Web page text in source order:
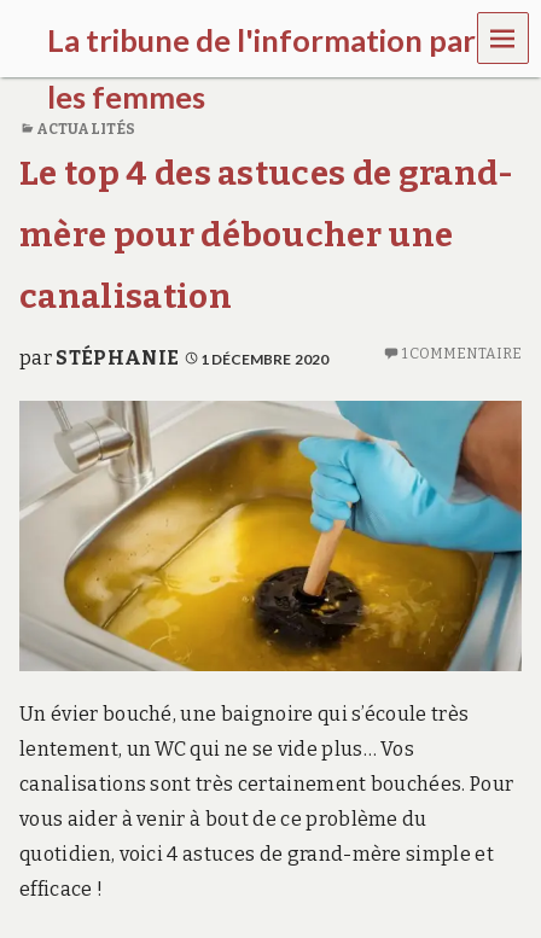
La tribune de l'information par
les femmes
a
t
i
n
w
m
a
w
f
r
MEN
U
ACTUALITÉS
Le top 4 des astuces de grand-
mère pour déboucher une
canalisation
par STÉPHANIE 1 DÉCEMBRE 2020 1 COMMENTAIRE
Un évier bouché, une baignoire qui s’écoule très
lentement, un WC qui ne se vide plus… Vos
canalisations sont très certainement bouchées. Pour
vous aider à venir à bout de ce problème du
quotidien, voici 4 astuces de grand-mère simple et
efficace !